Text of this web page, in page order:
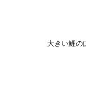
大きい鯉の